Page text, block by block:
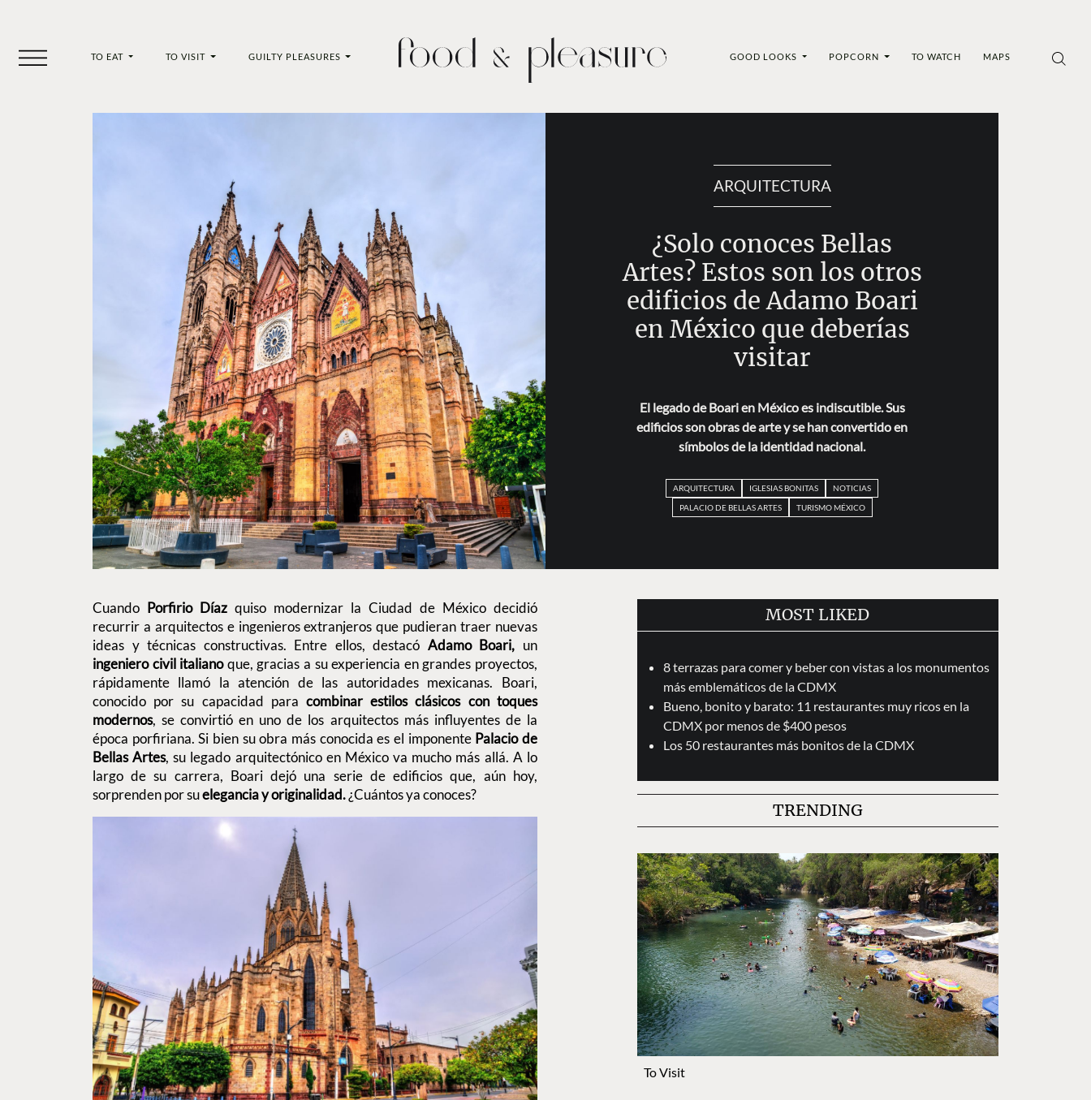
TO EAT TO VISIT GUILTY PLEASURES GOOD LOOKS POPCORN TO WATCH MAPS
ARQUITECTURA
¿Solo conoces Bellas
Artes? Estos son los otros
edificios de Adamo Boari
en México que deberías
visitar
El legado de Boari en México es indiscutible. Sus
edificios son obras de arte y se han convertido en
símbolos de la identidad nacional.
ARQUITECTURA IGLESIAS BONITAS
NOTICIAS
PALACIO DE BELLAS ARTES
TURISMO MÉXICO
Cuando Porfirio Díaz quiso modernizar la Ciudad de México decidió
recurrir a arquitectos e ingenieros extranjeros que pudieran traer nuevas
ideas y técnicas constructivas. Entre ellos, destacó Adamo Boari, un
ingeniero civil italianoque, gracias a su experiencia en grandes proyectos,
rápidamente llamó la atención de las autoridades mexicanas. Boari,
conocido por su capacidad paracombinar estilos clásicos con toques
modernos, se convirtió en uno de los arquitectos más influyentes de la
época porfiriana. Si bien su obra más conocida es el imponente Palacio de
Bellas Artes, su legado arquitectónico en México va mucho más allá. A lo
largo de su carrera, Boari dejó una serie de edificios que, aún hoy,
sorprenden por suelegancia y originalidad.¿Cuántos ya conoces?
MOST LIKED
8 terrazas para comer y beber con vistas a los monumentos
más emblemáticos de la CDMX
Bueno, bonito y barato: 11 restaurantes muy ricos en la
CDMX por menos de $400 pesos
Los 50 restaurantes más bonitos de la CDMX
TRENDING
To Visit